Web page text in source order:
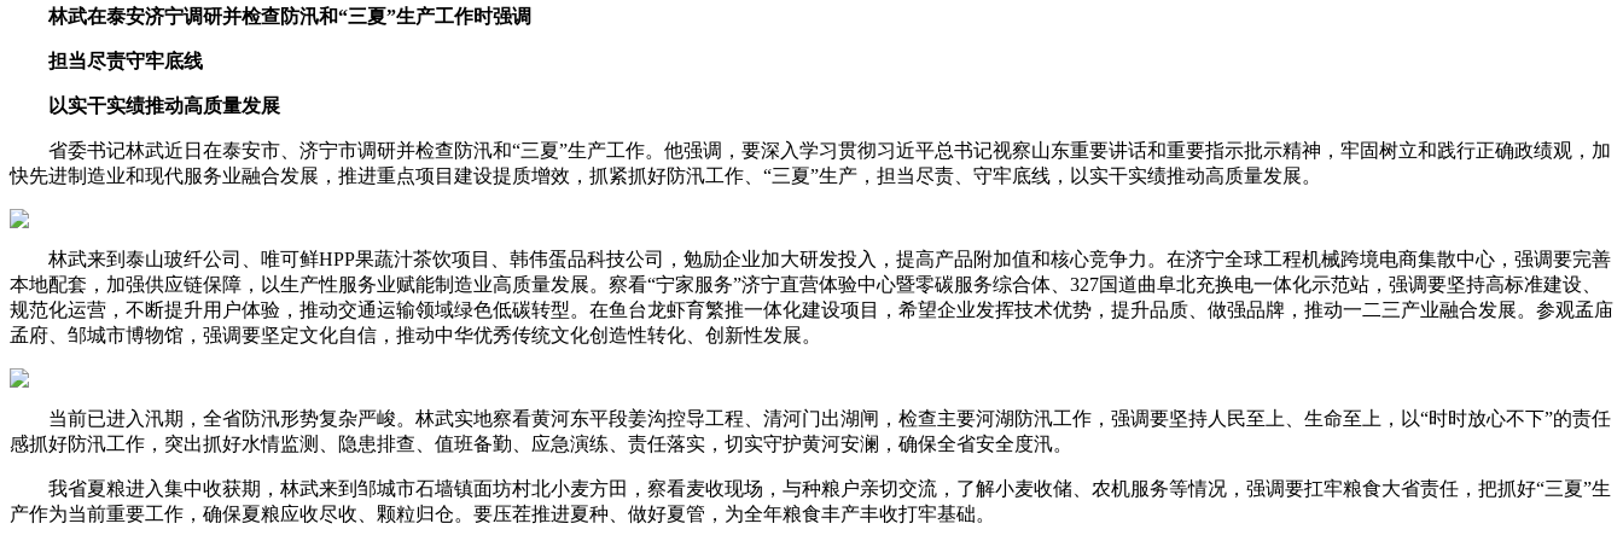
林武在泰安济宁调研并检查防汛和“三夏”生产工作时强调
担当尽责守牢底线
以实干实绩推动高质量发展
省委书记林武近日在泰安市、济宁市调研并检查防汛和“三夏”生产工作。他强调，要深入学习贯彻习近平总书记视察山东重要讲话和重要指示批示精神，牢固树立和践行正确政绩观，加
快先进制造业和现代服务业融合发展，推进重点项目建设提质增效，抓紧抓好防汛工作、“三夏”生产，担当尽责、守牢底线，以实干实绩推动高质量发展。
林武来到泰山玻纤公司、唯可鲜HPP果蔬汁茶饮项目、韩伟蛋品科技公司，勉励企业加大研发投入，提高产品附加值和核心竞争力。在济宁全球工程机械跨境电商集散中心，强调要完善
本地配套，加强供应链保障，以生产性服务业赋能制造业高质量发展。察看“宁家服务”济宁直营体验中心暨零碳服务综合体、327国道曲阜北充换电一体化示范站，强调要坚持高标准建设、
规范化运营，不断提升用户体验，推动交通运输领域绿色低碳转型。在鱼台龙虾育繁推一体化建设项目，希望企业发挥技术优势，提升品质、做强品牌，推动一二三产业融合发展。参观孟庙
孟府、邹城市博物馆，强调要坚定文化自信，推动中华优秀传统文化创造性转化、创新性发展。
当前已进入汛期，全省防汛形势复杂严峻。林武实地察看黄河东平段姜沟控导工程、清河门出湖闸，检查主要河湖防汛工作，强调要坚持人民至上、生命至上，以“时时放心不下”的责任
感抓好防汛工作，突出抓好水情监测、隐患排查、值班备勤、应急演练、责任落实，切实守护黄河安澜，确保全省安全度汛。
我省夏粮进入集中收获期，林武来到邹城市石墙镇面坊村北小麦方田，察看麦收现场，与种粮户亲切交流，了解小麦收储、农机服务等情况，强调要扛牢粮食大省责任，把抓好“三夏”生
产作为当前重要工作，确保夏粮应收尽收、颗粒归仓。要压茬推进夏种、做好夏管，为全年粮食丰产丰收打牢基础。